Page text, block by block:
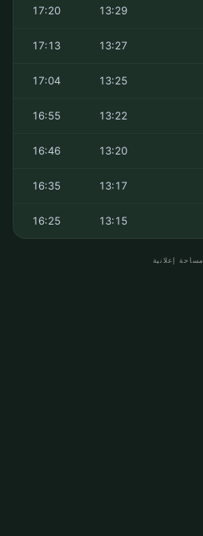
13:29
17:20
13:27
17:13
13:25
17:04
13:22
16:55
13:20
16:46
13:17
16:35
13:15
16:25
مساحة إعلانية